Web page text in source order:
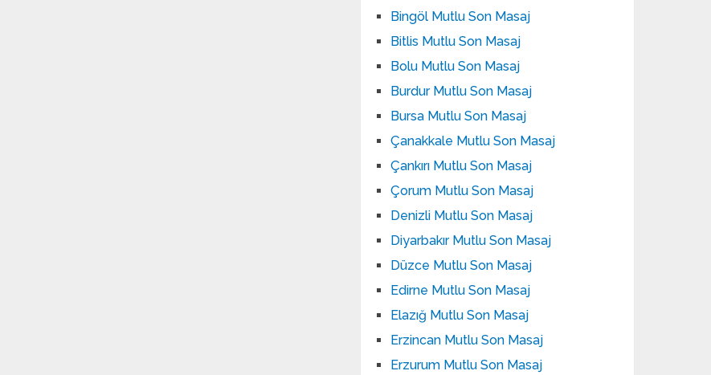
Bingöl Mutlu Son Masaj
Bitlis Mutlu Son Masaj
Bolu Mutlu Son Masaj
Burdur Mutlu Son Masaj
Bursa Mutlu Son Masaj
Çanakkale Mutlu Son Masaj
Çankırı Mutlu Son Masaj
Çorum Mutlu Son Masaj
Denizli Mutlu Son Masaj
Diyarbakır Mutlu Son Masaj
Düzce Mutlu Son Masaj
Edirne Mutlu Son Masaj
Elazığ Mutlu Son Masaj
Erzincan Mutlu Son Masaj
Erzurum Mutlu Son Masaj